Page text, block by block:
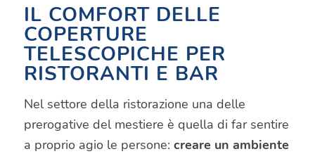
IL COMFORT DELLE
COPERTURE
TELESCOPICHE PER
RISTORANTI E BAR
Nel settore della ristorazione una delle
prerogative del mestiere è quella di far sentire
a proprio agio le persone: creare un ambiente